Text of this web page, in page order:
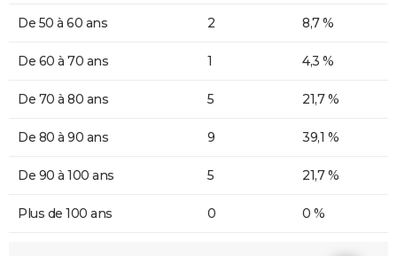
De 50 à 60 ans 2 8,7 %
De 60 à 70 ans 1 4,3 %
De 70 à 80 ans 5 21,7 %
De 80 à 90 ans 9 39,1 %
De 90 à 100 ans 5 21,7 %
Plus de 100 ans 0 0 %